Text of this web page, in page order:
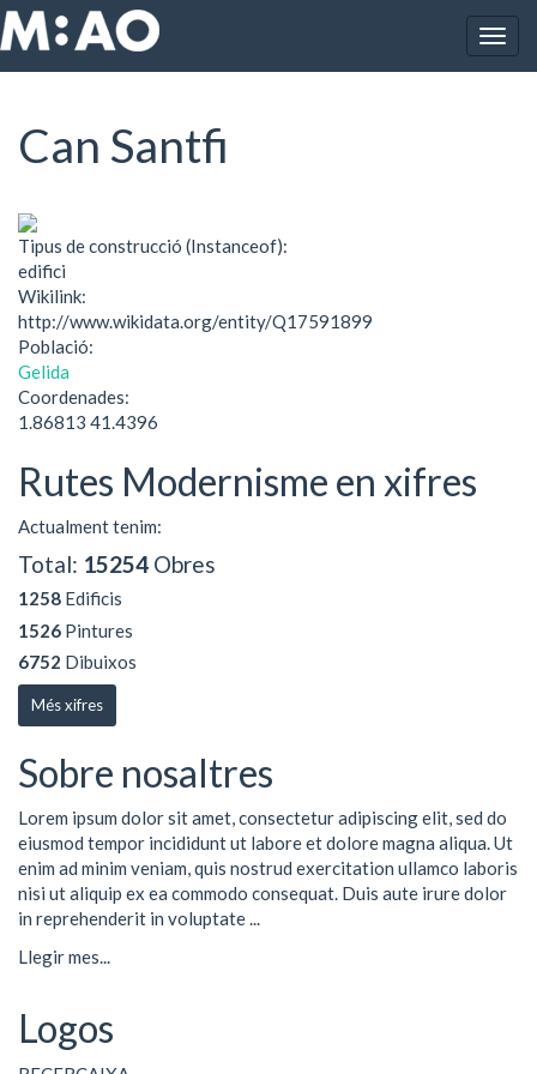
Vés al contingut
Inici Can Santfi
Can Santfi
Tipus de construcció (Instanceof):
edifici
Wikilink:
http://www.wikidata.org/entity/Q17591899
Població:
Gelida
Coordenades:
1.86813 41.4396
Rutes Modernisme en xifres
Actualment tenim:
Total: 15254 Obres
1258 Edificis
1526 Pintures
6752 Dibuixos
Més xifres
Sobre nosaltres
Lorem ipsum dolor sit amet, consectetur adipiscing elit, sed do
eiusmod tempor incididunt ut labore et dolore magna aliqua. Ut
enim ad minim veniam, quis nostrud exercitation ullamco laboris
nisi ut aliquip ex ea commodo consequat. Duis aute irure dolor
in reprehenderit in voluptate ...
Llegir mes...
Logos